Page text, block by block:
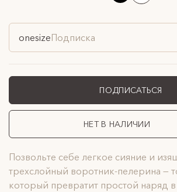
onesizeПодписка
ПОДПИСАТЬСЯ
НЕТ В НАЛИЧИИ
Позвольте себе легкое сияние и
трехслойный воротник-пелерина —
который превратит простой наряд